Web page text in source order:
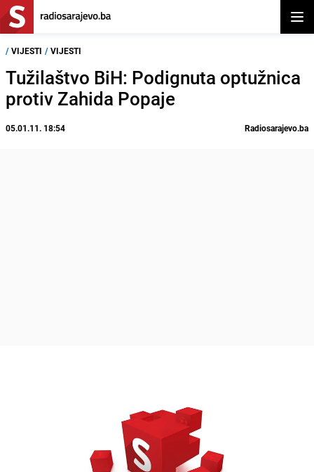
/ VIJESTI / VIJESTI
Tužilaštvo BiH: Podignuta optužnica
protiv Zahida Popaje
05.01.11. 18:54 Radiosarajevo.ba